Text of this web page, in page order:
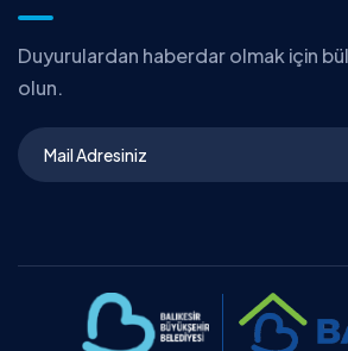
Duyurulardan haberdar olmak için
olun.